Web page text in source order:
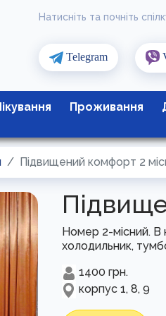
Натисніть та почніть
Telegram
Проживання
Підвищений комфорт 2
Номер 2-місний. В
холодильник,
1400 грн.
корпус 1, 8, 9